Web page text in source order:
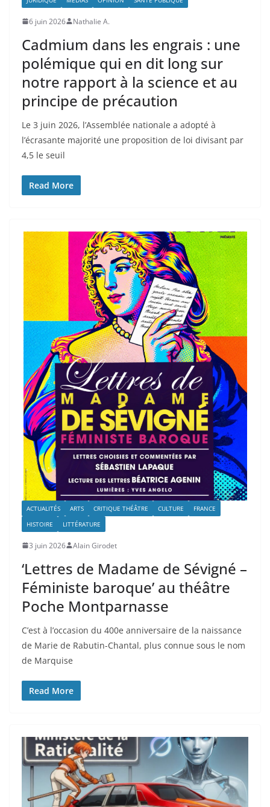
6 juin 2026 Nathalie A.
Cadmium dans les engrais : une
polémique qui en dit long sur
notre rapport à la science et au
principe de précaution
Le 3 juin 2026, l’Assemblée nationale a adopté à
l’écrasante majorité une proposition de loi divisant par
4,5 le seuil
Read More
ACTUALITÉS ARTS CRITIQUE THÉÂTRE CULTURE
FRANCE
HISTOIRE
LITTÉRATURE
3 juin 2026 Alain Girodet
‘Lettres de Madame de Sévigné –
Féministe baroque’ au théâtre
Poche Montparnasse
C’est à l’occasion du 400e anniversaire de la naissance
de Marie de Rabutin-Chantal, plus connue sous le nom
de Marquise
Read More